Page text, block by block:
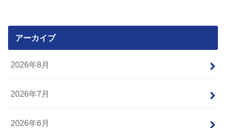
アーカイブ
2026年8月
2026年7月
2026年6月